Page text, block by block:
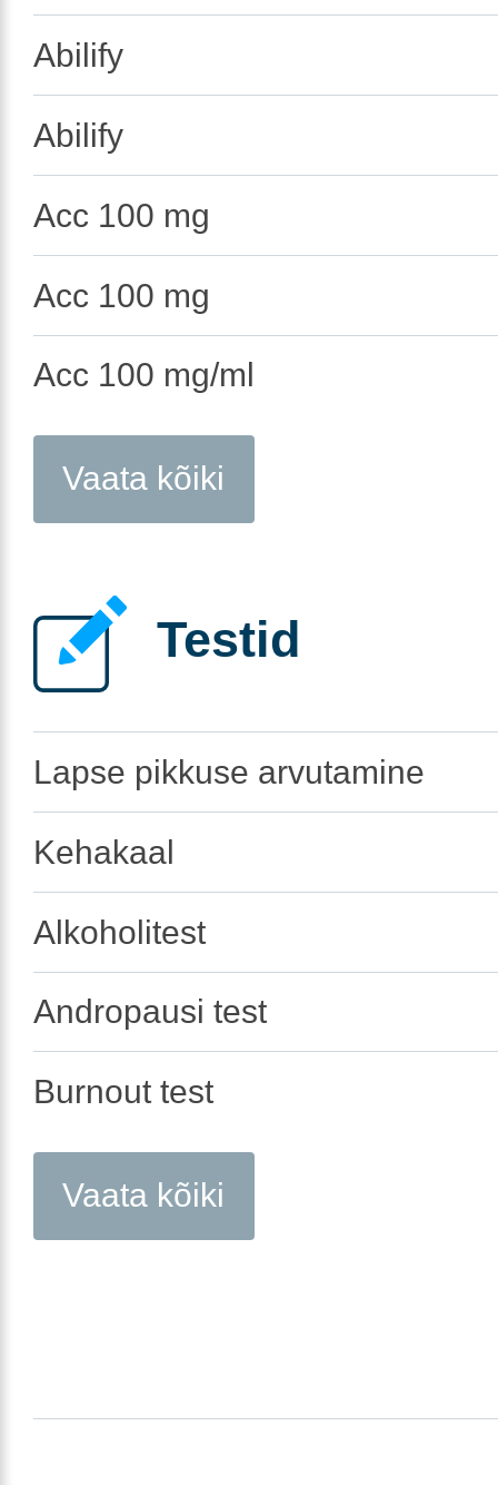
Abilify
Abilify
Acc 100 mg
Acc 100 mg
Acc 100 mg/ml
Vaata kõiki
Testid
Lapse pikkuse arvutamine
Kehakaal
Alkoholitest
Andropausi test
Burnout test
Vaata kõiki